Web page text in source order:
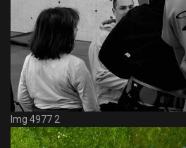
Img 4977 2